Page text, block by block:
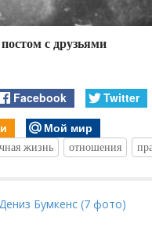
с друзьями
Facebook
Twitter
Мой мир
жизнь отношения
Бумкенс (7 фото)